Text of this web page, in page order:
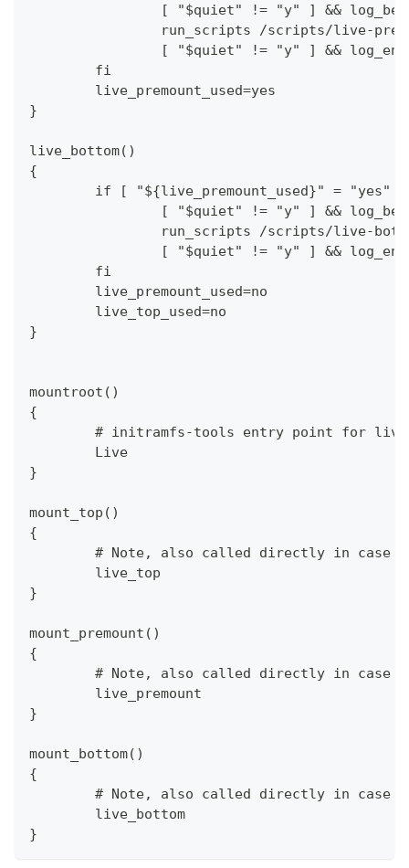
[ "$quiet" != "y" ] &&
run_scripts /scripts/live-
[ "$quiet" != "y" ] &&
	fi
	live_premount_used=yes
}
live_bottom()
{
if [ "${live_premount_used}" = "yes"
[ "$quiet" != "y" ] &&
run_scripts /scripts/live-
[ "$quiet" != "y" ] &&
	fi
	live_premount_used=no
	live_top_used=no
}
mountroot()
{
# initramfs-tools entry point for
	Live
}
mount_top()
{
# Note, also called directly in case
	live_top
}
mount_premount()
{
# Note, also called directly in case
	live_premount
}
mount_bottom()
{
# Note, also called directly in case
	live_bottom
}